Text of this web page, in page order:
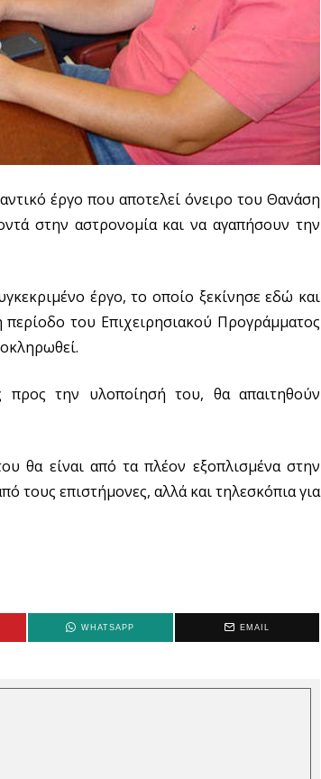
έργο που αποτελεί όνειρο του Θανάση
στην αστρονομία και να αγαπήσουν την
έργο, το οποίο ξεκίνησε εδώ και
του Επιχειρησιακού Προγράμματος
προς την υλοποίησή του, θα απαιτηθούν
θα είναι από τα πλέον εξοπλισμένα στην
τους επιστήμονες, αλλά και τηλεσκόπια για
WHATSAPP EMAIL